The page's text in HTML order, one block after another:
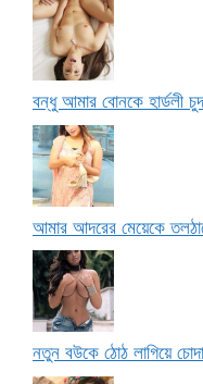
বন্ধু আমার বোনকে হার্ডলী
আমার আদরের মেয়েকে
নতুন বউকে ঠোঠ লাগিয়ে চোদা